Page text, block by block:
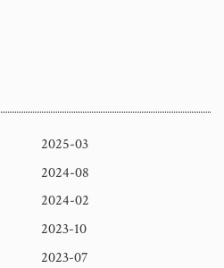
2025-03
2024-08
2024-02
2023-10
2023-07